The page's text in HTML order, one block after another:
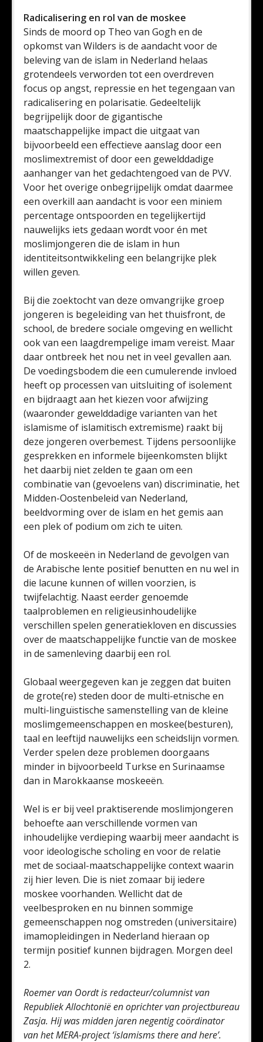
Radicalisering en rol van de moskee
Sinds de moord op Theo van Gogh en de
opkomst van Wilders is de aandacht voor de
beleving van de islam in Nederland helaas
grotendeels verworden tot een overdreven
focus op angst, repressie en het tegengaan van
radicalisering en polarisatie. Gedeeltelijk
begrijpelijk door de gigantische
maatschappelijke impact die uitgaat van
bijvoorbeeld een effectieve aanslag door een
moslimextremist of door een gewelddadige
aanhanger van het gedachtengoed van de PVV.
Voor het overige onbegrijpelijk omdat daarmee
een overkill aan aandacht is voor een miniem
percentage ontspoorden en tegelijkertijd
nauwelijks iets gedaan wordt voor én met
moslimjongeren die de islam in hun
identiteitsontwikkeling een belangrijke plek
willen geven.
Bij die zoektocht van deze omvangrijke groep
jongeren is begeleiding van het thuisfront, de
school, de bredere sociale omgeving en wellicht
ook van een laagdrempelige imam vereist. Maar
daar ontbreek het nou net in veel gevallen aan.
De voedingsbodem die een cumulerende invloed
heeft op processen van uitsluiting of isolement
en bijdraagt aan het kiezen voor afwijzing
(waaronder gewelddadige varianten van het
islamisme of islamitisch extremisme) raakt bij
deze jongeren overbemest. Tijdens persoonlijke
gesprekken en informele bijeenkomsten blijkt
het daarbij niet zelden te gaan om een
combinatie van (gevoelens van) discriminatie, het
Midden-Oostenbeleid van Nederland,
beeldvorming over de islam en het gemis aan
een plek of podium om zich te uiten.
Of de moskeeën in Nederland de gevolgen van
de Arabische lente positief benutten en nu wel in
die lacune kunnen of willen voorzien, is
twijfelachtig. Naast eerder genoemde
taalproblemen en religieusinhoudelijke
verschillen spelen generatiekloven en discussies
over de maatschappelijke functie van de moskee
in de samenleving daarbij een rol.
Globaal weergegeven kan je zeggen dat buiten
de grote(re) steden door de multi-etnische en
multi-linguïstische samenstelling van de kleine
moslimgemeenschappen en moskee(besturen),
taal en leeftijd nauwelijks een scheidslijn vormen.
Verder spelen deze problemen doorgaans
minder in bijvoorbeeld Turkse en Surinaamse
dan in Marokkaanse moskeeën.
Wel is er bij veel praktiserende moslimjongeren
behoefte aan verschillende vormen van
inhoudelijke verdieping waarbij meer aandacht is
voor ideologische scholing en voor de relatie
met de sociaal-maatschappelijke context waarin
zij hier leven. Die is niet zomaar bij iedere
moskee voorhanden. Wellicht dat de
veelbesproken en nu binnen sommige
gemeenschappen nog omstreden (universitaire)
imamopleidingen in Nederland hieraan op
termijn positief kunnen bijdragen. Morgen deel
2.
Roemer van Oordt is redacteur/columnist van
Republiek Allochtonië en oprichter van projectbureau
Zasja. Hij was midden jaren negentig coördinator
van het MERA-project ‘islamisms there and here’.